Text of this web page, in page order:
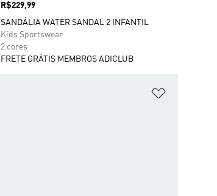
Preço
R$229,99
SANDÁLIA WATER SANDAL 2 INFANTIL
Kids Sportswear
2 cores
FRETE GRÁTIS MEMBROS ADICLUB